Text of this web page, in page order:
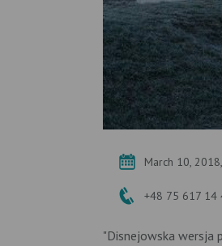
March 10,
+48 75 617 14
"Disnejowska wersja